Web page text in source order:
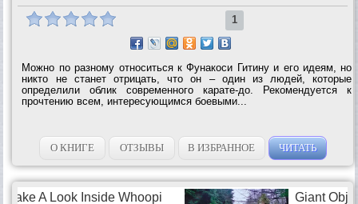
1
Можно по разному относиться к Фунакоси Гитину и его идеям, но
никто не станет отрицать, что он – один из людей, которые
определили облик современного карате-до. Рекомендуется к
прочтению всем, интересующимся боевыми...
О КНИГЕ ОТЗЫВЫ В ИЗБРАННОЕ ЧИТАТЬ